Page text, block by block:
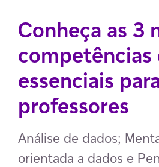
Conheça as 3
essenciais
professores
Análise de dados;
orientada a dados e